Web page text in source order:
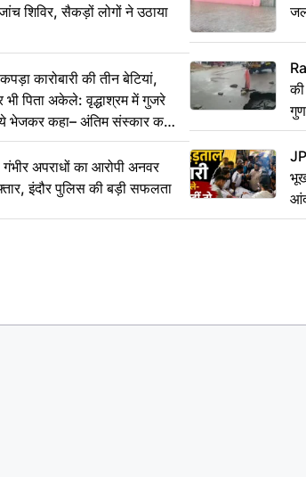
शिविर, सैकड़ों लोगों ने उठाया
कारोबारी की तीन बेटियां,
पिता अकेले: वृद्धाश्रम में गुजरे
भेजकर कहा– अंतिम संस्कार कर
अपराधों का आरोपी अनवर
इंदौर पुलिस की बड़ी सफलता